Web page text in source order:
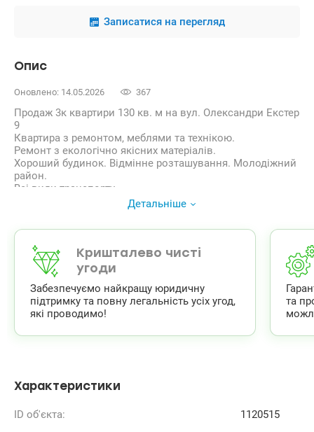
Записатися на перегляд
Опис
Оновлено: 14.05.2026 367
Продаж 3к квартири 130 кв. м на вул. Олександри Екстер
9
Квартира з ремонтом, меблями та технікою.
Ремонт з екологічно якісних матеріалів.
Хороший будинок. Відмінне розташування. Молодіжний
район.
Всі види транспорту
Детальніше
Кришталево чисті
угоди
Забезпечуємо найкращу юридичну
підтримку та повну легальність усіх угод,
які проводимо!
та
Характеристики
ID об'єкта:
1120515